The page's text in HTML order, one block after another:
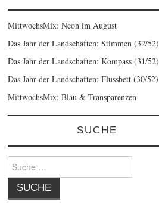
MittwochsMix: Neon im August
Das Jahr der Landschaften: Stimmen (32/52)
Das Jahr der Landschaften: Kompass (31/52)
Das Jahr der Landschaften: Flussbett (30/52)
MittwochsMix: Blau & Transparenzen
SUCHE
Suche
nach: